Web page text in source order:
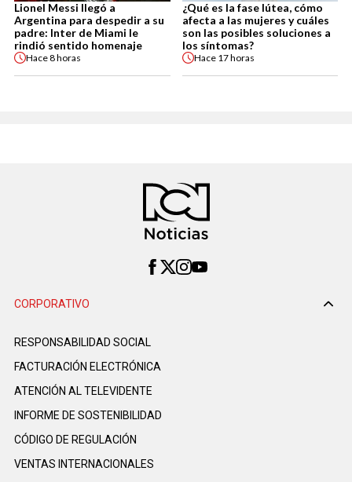
Lionel Messi llegó a
Argentina para despedir a su
padre: Inter de Miami le
rindió sentido homenaje
Hace8 horas
¿Qué es la fase lútea, cómo
afecta a las mujeres y cuáles
son las posibles soluciones a
los síntomas?
Hace 17 horas
CORPORATIVO
RESPONSABILIDAD SOCIAL
FACTURACIÓN ELECTRÓNICA
ATENCIÓN AL TELEVIDENTE
INFORME DE SOSTENIBILIDAD
CÓDIGO DE REGULACIÓN
VENTAS INTERNACIONALES